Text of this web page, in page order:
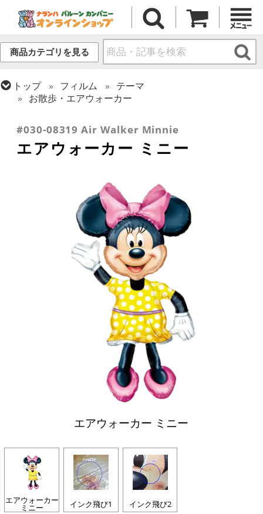
商品カテゴリを見る
トップ フィルム
テーマ
お散歩・エアウォーカー
#030-08319 Air Walker Minnie
エアウォーカー ミニー
エアウォーカー ミニー
エアウォーカー
ミニー インク飛び1 インク飛び2